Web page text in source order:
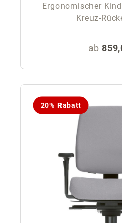
Ergonomischer
Kreuz-
ab
20% Rabatt